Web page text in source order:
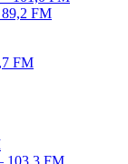
FM
FM
103,3 FM